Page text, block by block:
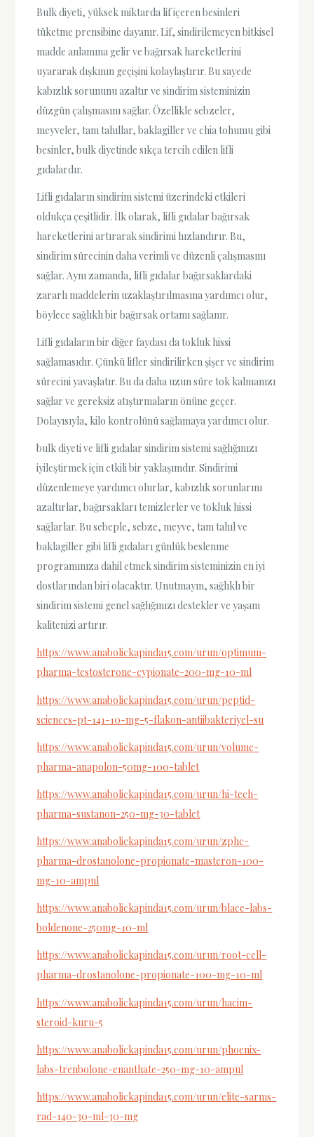
Bulk diyeti, yüksek miktarda lif içeren besinleri
tüketme prensibine dayanır. Lif, sindirilemeyen bitkisel
madde anlamına gelir ve bağırsak hareketlerini
uyararak dışkının geçişini kolaylaştırır. Bu sayede
kabızlık sorununu azaltır ve sindirim sisteminizin
düzgün çalışmasını sağlar. Özellikle sebzeler,
meyveler, tam tahıllar, baklagiller ve chia tohumu gibi
besinler, bulk diyetinde sıkça tercih edilen lifli
gıdalardır.
Lifli gıdaların sindirim sistemi üzerindeki etkileri
oldukça çeşitlidir. İlk olarak, lifli gıdalar bağırsak
hareketlerini artırarak sindirimi hızlandırır. Bu,
sindirim sürecinin daha verimli ve düzenli çalışmasını
sağlar. Aynı zamanda, lifli gıdalar bağırsaklardaki
zararlı maddelerin uzaklaştırılmasına yardımcı olur,
böylece sağlıklı bir bağırsak ortamı sağlanır.
Lifli gıdaların bir diğer faydası da tokluk hissi
sağlamasıdır. Çünkü lifler sindirilirken şişer ve sindirim
sürecini yavaşlatır. Bu da daha uzun süre tok kalmanızı
sağlar ve gereksiz atıştırmaların önüne geçer.
Dolayısıyla, kilo kontrolünü sağlamaya yardımcı olur.
bulk diyeti ve lifli gıdalar sindirim sistemi sağlığınızı
iyileştirmek için etkili bir yaklaşımdır. Sindirimi
düzenlemeye yardımcı olurlar, kabızlık sorunlarını
azaltırlar, bağırsakları temizlerler ve tokluk hissi
sağlarlar. Bu sebeple, sebze, meyve, tam tahıl ve
baklagiller gibi lifli gıdaları günlük beslenme
programınıza dahil etmek sindirim sisteminizin en iyi
dostlarından biri olacaktır. Unutmayın, sağlıklı bir
sindirim sistemi genel sağlığınızı destekler ve yaşam
kalitenizi artırır.
https://www.anabolickapinda15.com/urun/optimum-
pharma-testosterone-cypionate-200-mg-10-ml
https://www.anabolickapinda15.com/urun/peptid-
sciences-pt-141-10-mg-5-flakon-antiibakteriyel-su
https://www.anabolickapinda15.com/urun/volume-
pharma-anapolon-50mg-100-tablet
https://www.anabolickapinda15.com/urun/hi-tech-
pharma-sustanon-250-mg-30-tablet
https://www.anabolickapinda15.com/urun/zphc-
pharma-drostanolone-propionate-masteron-100-
mg-10-ampul
https://www.anabolickapinda15.com/urun/blace-labs-
boldenone-250mg-10-ml
https://www.anabolickapinda15.com/urun/root-cell-
pharma-drostanolone-propionate-100-mg-10-ml
https://www.anabolickapinda15.com/urun/hacim-
steroid-kuru-5
https://www.anabolickapinda15.com/urun/phoenix-
labs-trenbolone-enanthate-250-mg-10-ampul
https://www.anabolickapinda15.com/urun/elite-sarms-
rad-140-30-ml-30-mg